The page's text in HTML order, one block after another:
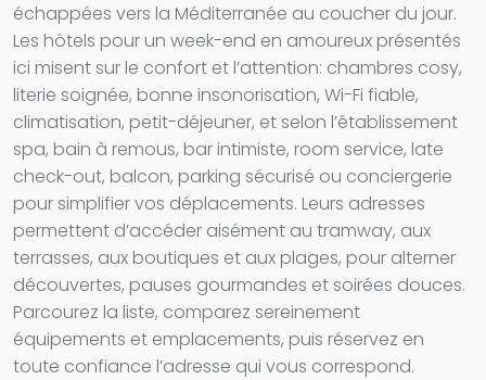
échappées vers la Méditerranée au coucher du jour.
Les hôtels pour un week-end en amoureux présentés
ici misent sur le confort et l’attention: chambres cosy,
literie soignée, bonne insonorisation, Wi-Fi fiable,
climatisation, petit-déjeuner, et selon l’établissement
spa, bain à remous, bar intimiste, room service, late
check-out, balcon, parking sécurisé ou conciergerie
pour simplifier vos déplacements. Leurs adresses
permettent d’accéder aisément au tramway, aux
terrasses, aux boutiques et aux plages, pour alterner
découvertes, pauses gourmandes et soirées douces.
Parcourez la liste, comparez sereinement
équipements et emplacements, puis réservez en
toute confiance l’adresse qui vous correspond.